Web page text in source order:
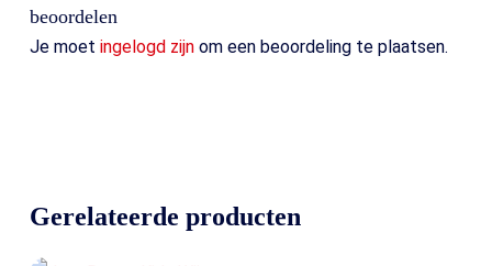
beoordelen
Je moet ingelogd zijnom een beoordeling te plaatsen.
Gerelateerde producten